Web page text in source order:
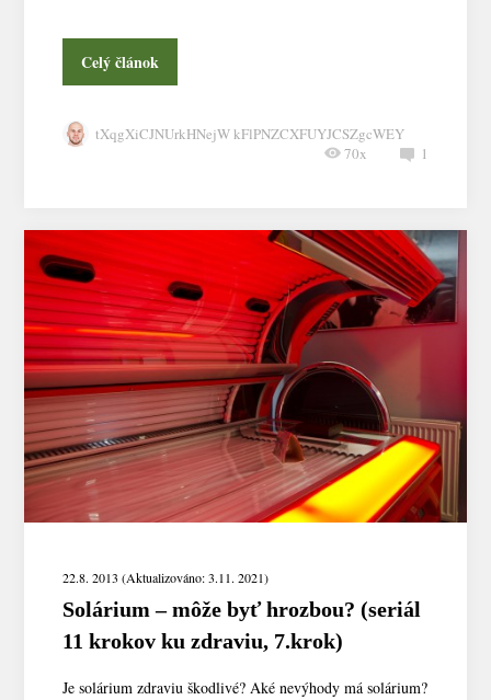
Celý článok
tXqgXiCJNUrkHNejW kFlPNZCXFUYJCSZgcWEY
1
70x
22.8. 2013 (Aktualizováno: 3.11. 2021)
Solárium – môže byť hrozbou? (seriál
11 krokov ku zdraviu, 7.krok)
Je solárium zdraviu škodlivé? Aké nevýhody má solárium?